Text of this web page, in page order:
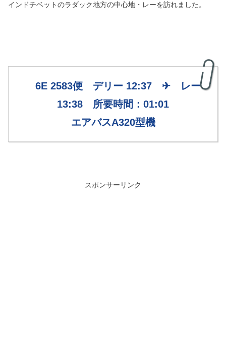
インドチベットのラダック地方の中心地・レーを訪れました。
6E 2583便 デリー 12:37 ✈ レー
13:38 所要時間：01:01
エアバスA320型機
スポンサーリンク